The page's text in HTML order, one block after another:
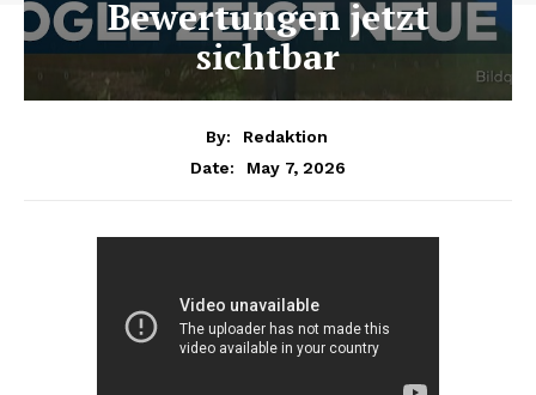
Bewertungen jetzt
sichtbar
By:
Redaktion
Date:
May 7, 2026